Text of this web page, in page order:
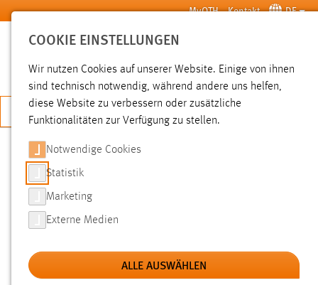
Zum Hauptinhalt springen MyOTH Kontakt DE
SUCHE
JETZT BEWERBEN
SUCHE
FILTER
Typ
COOKIE EINSTELLUNGEN
Wir nutzen Cookies auf unserer Website. Einige von ihnen
sind technisch notwendig, während andere uns helfen,
diese Website zu verbessern oder zusätzliche
Funktionalitäten zur Verfügung zu stellen.
Notwendige Cookies
Statistik
Marketing
Externe Medien
ALLE AUSWÄHLEN